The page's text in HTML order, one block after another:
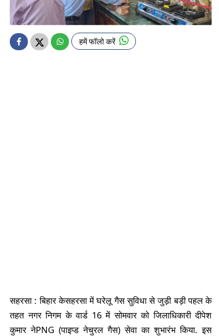
हमें फॉलो करें
सहरसा : बिहार केसहरसा में घरेलू गैस सुविधा से जुड़ी बड़ी पहल के
तहत नगर निगम के वार्ड 16 में सोमवार को जिलाधिकारी दीपेश
कुमार नेPNG (पाइप्ड नेचुरल गैस) सेवा का शुभारंभ किया. इस